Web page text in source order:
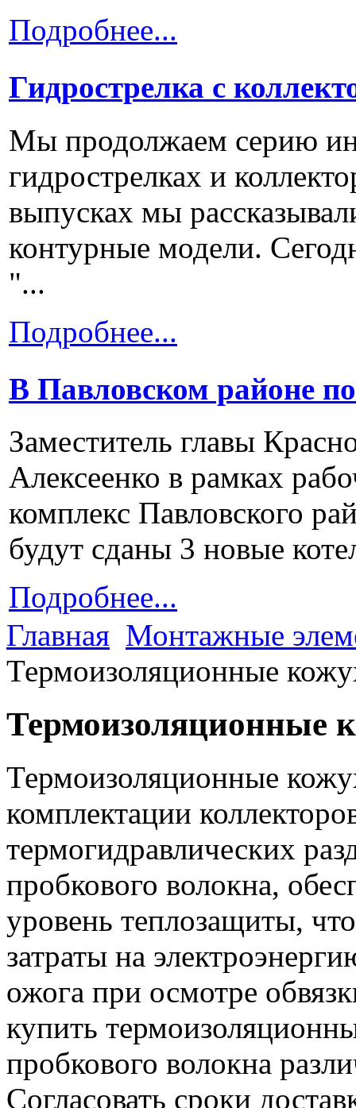
Подробнее...
Гидрострелка с
Мы продолжаем серию
гидрострелках и
выпусках мы
контурные модели.
"...
Подробнее...
В Павловском районе
Заместитель главы
Алексеенко в рамках
комплекс Павловского
будут сданы 3 новые
Подробнее...
Главная Монтажные
Термоизоляционные
Термоизоляционные
Термоизоляционные
комплектации
термогидравлических
пробкового волокна,
уровень теплозащиты,
затраты на
ожога при осмотре
купить
пробкового волокна
Согласовать сроки